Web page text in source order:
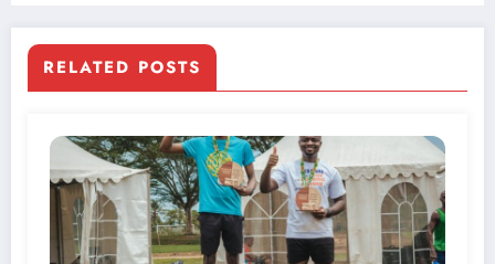
RELATED POSTS